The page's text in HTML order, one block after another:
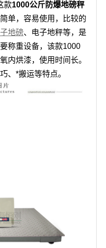
款1000公斤防爆地磅秤
单，容易使用，比较的
地磅、电子地秤等，是
称重设备，该款1000
内烘漆，使用时间长。
、*搬运等特点。